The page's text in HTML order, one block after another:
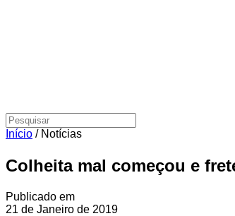
Início / Notícias
Colheita mal começou e
Publicado em
21 de Janeiro de 2019